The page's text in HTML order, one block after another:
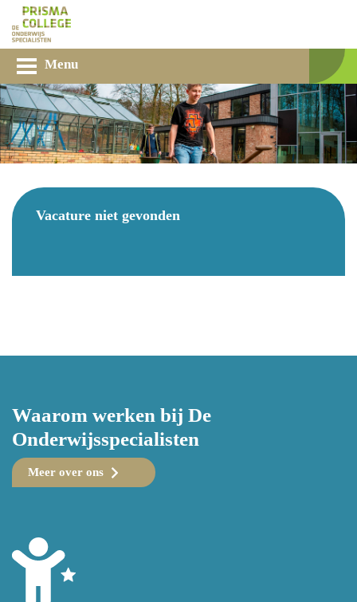
Menu
Vacature niet gevonden
Waarom werken bij De
Onderwijsspecialisten
Meer over ons